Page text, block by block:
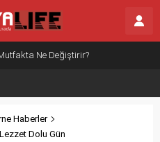
Ne Değiştirir?
Haberler
Dolu Gün